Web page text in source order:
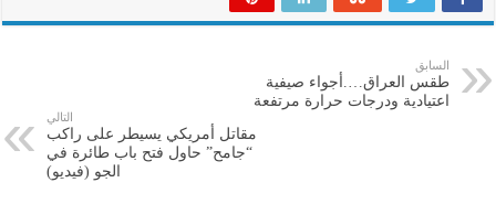
السابق
طقس العراق….أجواء صيفية
اعتيادية ودرجات حرارة مرتفعة
التالي
مقاتل أمريكي يسيطر على راكب
“جامح” حاول فتح باب طائرة في
الجو (فيديو)